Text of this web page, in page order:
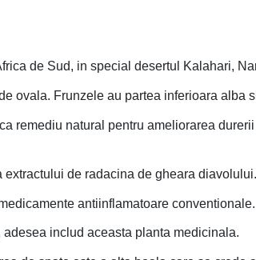
de Sud, in special desertul Kalahari,
ovala. Frunzele au partea inferioara alba
remediu natural pentru ameliorarea
de radacina de gheara diavolului.
antiinflamatoare conventionale.
includ aceasta planta medicinala.